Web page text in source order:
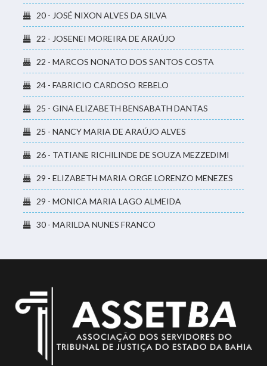
20 - JOSÉ NIXON ALVES DA SILVA
22 - JOSENEI MOREIRA DE ARAÚJO
22 - MARCOS NONATO DOS SANTOS COSTA
24 - FABRICIO CARDOSO REBELO
25 - GINA ELIZABETH BENSABATH DANTAS
25 - NANCY MARIA DE ARAÚJO ALVES
26 - TATIANE RICHILINDE DE SOUZA MEZZEDIMI
29 - ELIZABETH MARIA ORGE LORENZO MENEZES
29 - MONICA MARIA LAGO ALMEIDA
30 - MARILDA NUNES FRANCO